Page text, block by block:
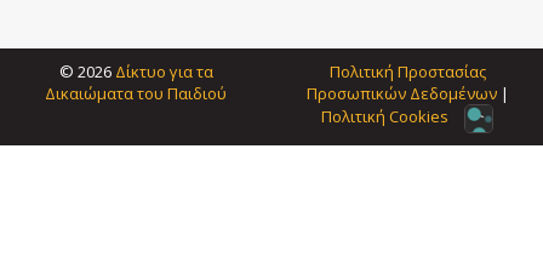
© 2026 Δίκτυο για τα
Δικαιώματα του Παιδιού
Πολιτική Προστασίας
Προσωπικών Δεδοµένων|
Πολιτική Cookies